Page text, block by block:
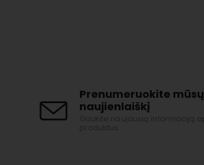
Prenumeruokite mūsų
naujienlaiškį